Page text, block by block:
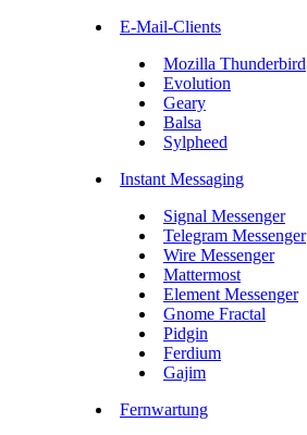
E-Mail-Clients
Mozilla Thunderbird
Evolution
Geary
Balsa
Sylpheed
Instant Messaging
Signal Messenger
Telegram Messenger
Wire Messenger
Mattermost
Element Messenger
Gnome Fractal
Pidgin
Ferdium
Gajim
Fernwartung